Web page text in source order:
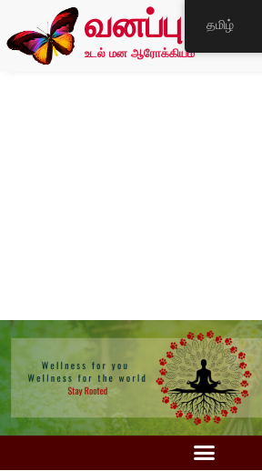
வனப்பு
உடல் மன ஆரோக்கியம்
தமிழ்